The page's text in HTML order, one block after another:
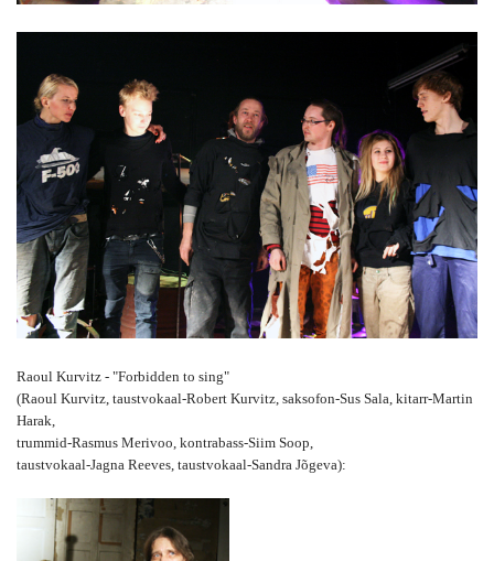
Raoul Kurvitz - "Forbidden to sing"
(Raoul Kurvitz, taustvokaal-Robert Kurvitz, saksofon-Sus Sala, kitarr-Martin
Harak,
trummid-Rasmus Merivoo, kontrabass-Siim Soop,
taustvokaal-Jagna Reeves, taustvokaal-Sandra Jõgeva):